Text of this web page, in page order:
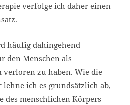
verfolge ich daher einen
häufig dahingehend
den Menschen als
verloren zu haben. Wie die
ich es grundsätzlich ab,
des menschlichen Körpers